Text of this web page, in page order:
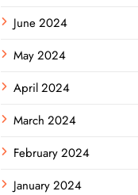
June 2024
May 2024
April 2024
March 2024
February 2024
January 2024